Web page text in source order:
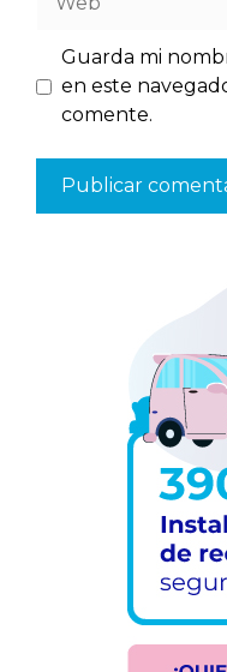
Guarda mi
en este
comente.